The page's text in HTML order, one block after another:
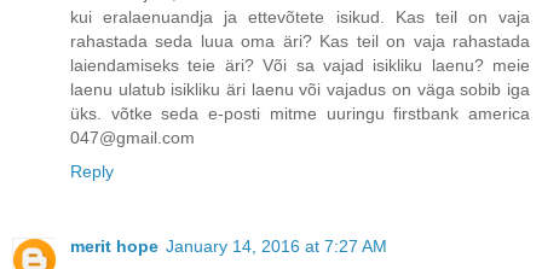
kui eralaenuandja ja ettevõtete isikud. Kas teil on vaja
rahastada seda luua oma äri? Kas teil on vaja rahastada
laiendamiseks teie äri? Või sa vajad isikliku laenu? meie
laenu ulatub isikliku äri laenu või vajadus on väga sobib iga
üks. võtke seda e-posti mitme uuringu firstbank america
047@gmail.com
Reply
merit hope January 14, 2016 at 7:27 AM